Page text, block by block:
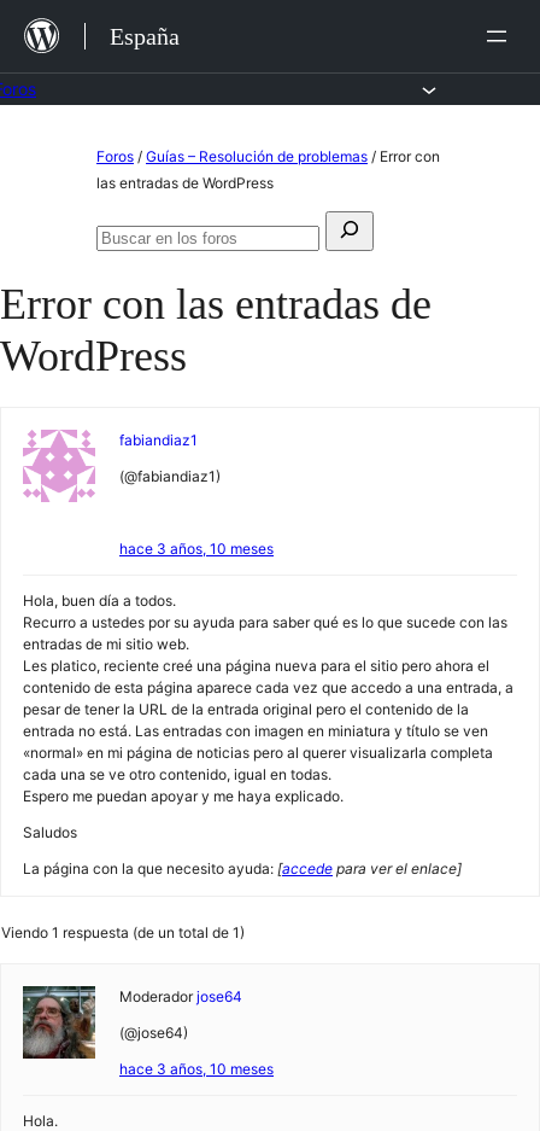
Saltar
contenido
España
Foros / Guías – Resolución de problemas / Error con
las entradas de WordPress
Buscar:
Buscar
foros
Error con las entradas de
WordPress
fabiandiaz1
(@fabiandiaz1)
hace 3 años, 10 meses
Hola, buen día a todos.
Recurro a ustedes por su ayuda para saber qué es lo que sucede con las
entradas de mi sitio web.
Les platico, reciente creé una página nueva para el sitio pero ahora el
contenido de esta página aparece cada vez que accedo a una entrada, a
pesar de tener la URL de la entrada original pero el contenido de la
entrada no está. Las entradas con imagen en miniatura y título se ven
«normal» en mi página de noticias pero al querer visualizarla completa
cada una se ve otro contenido, igual en todas.
Espero me puedan apoyar y me haya explicado.
Saludos
La página con la que necesito ayuda: [accede para ver el enlace]
Viendo 1 respuesta (de un total de 1)
Moderador jose64
(@jose64)
hace 3 años, 10 meses
Hola.